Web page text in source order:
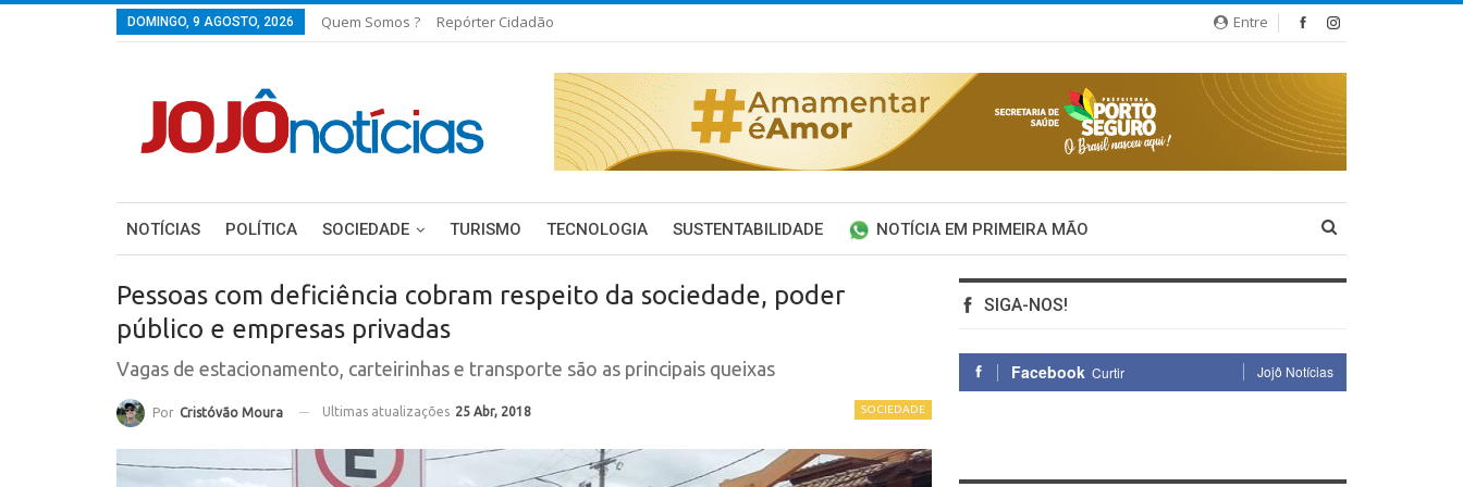
Entre
DOMINGO, 9 AGOSTO, 2026 Quem Somos ? Repórter Cidadão
NOTÍCIAS POLÍTICA SOCIEDADE TURISMO TECNOLOGIA SUSTENTABILIDADE NOTÍCIA EM PRIMEIRA MÃO
Pessoas com deficiência cobram respeito da sociedade, poder
público e empresas privadas
Vagas de estacionamento, carteirinhas e transporte são as principais queixas
SOCIEDADE
Por Cristóvão Moura Ultimas atualizações 25 Abr, 2018
SIGA-NOS!
Facebook Curtir Jojô Notícias